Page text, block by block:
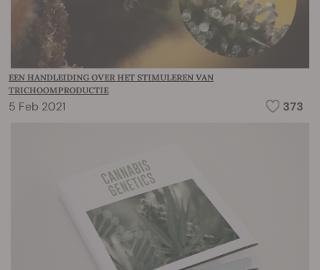
EEN HANDLEIDING OVER HET STIMULEREN VAN
TRICHOOMPRODUCTIE
5 Feb 2021 373